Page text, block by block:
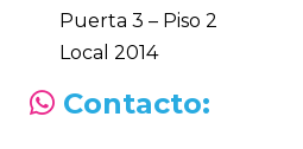
Puerta 3 – Piso 2
Local 2014
Contacto: